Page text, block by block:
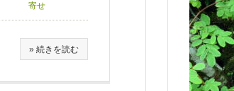
寄せ
» 続きを読む